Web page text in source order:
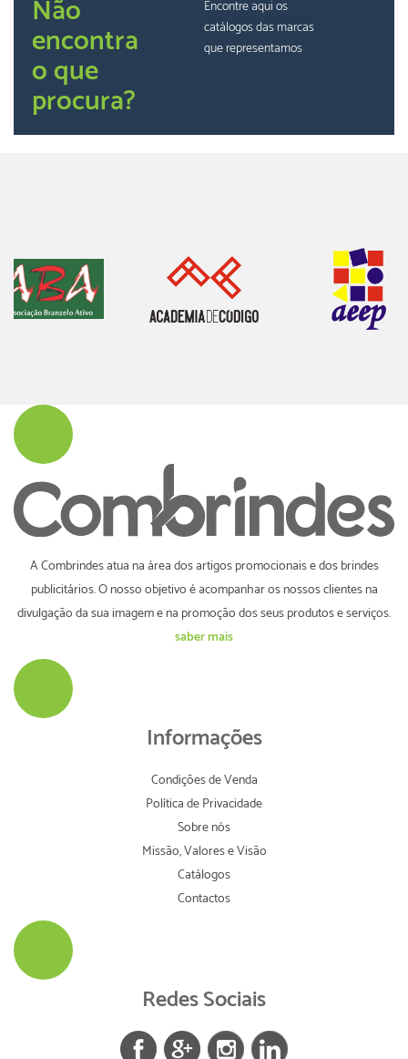
Não
encontra
o que
procura?
Encontre aqui os
catálogos das marcas
que representamos
A Combrindes atua na área dos artigos promocionais e dos brindes
publicitários. O nosso objetivo é acompanhar os nossos clientes na
divulgação da sua imagem e na promoção dos seus produtos e serviços.
saber mais
Informações
Condições de Venda
Política de Privacidade
Sobre nós
Missão, Valores e Visão
Catálogos
Contactos
Redes Sociais